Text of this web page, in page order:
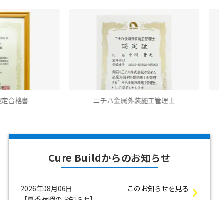
ニチハ金属外装施工管理士 ニチハ金属外装
Cure Buildからのお知らせ
2026年08月06日
このお知らせを見る